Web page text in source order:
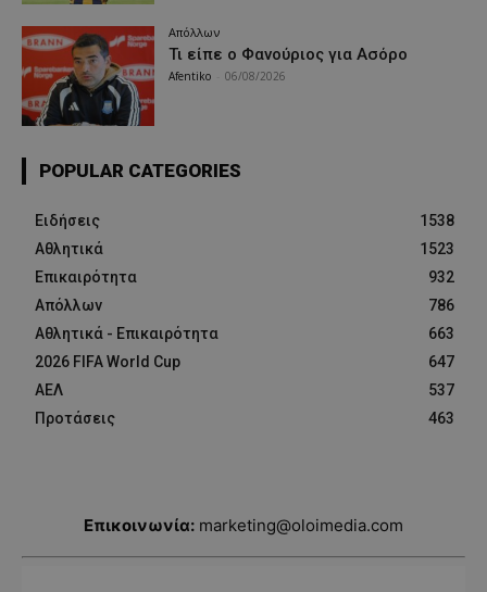
Απόλλων
Τι είπε ο Φανούριος για Ασόρο
Afentiko 06/08/2026
POPULAR CATEGORIES
Ειδήσεις
1538
Αθλητικά
1523
Επικαιρότητα
932
Απόλλων
786
Αθλητικά - Επικαιρότητα
663
2026 FIFA World Cup
647
ΑΕΛ
537
Προτάσεις
463
Επικοινωνία: marketing@oloimedia.com